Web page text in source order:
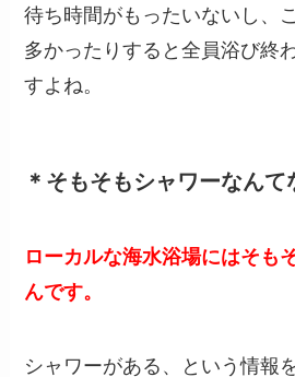
待ち時間がもったいないし、
多かったりすると全員浴び終
すよね。
＊そもそもシャワーなんて
ローカルな海水浴場にはそも
んです。
シャワーがある、という情報